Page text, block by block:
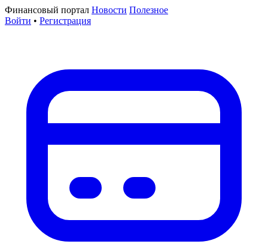
Финансовый портал Новости Полезное
Войти • Регистрация